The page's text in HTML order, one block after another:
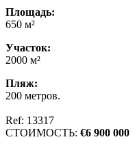
Площадь:
650 м²
Участок:
2000 м²
Пляж:
200 метров.
Ref: 13317
СТОИМОСТЬ: €6 900 000